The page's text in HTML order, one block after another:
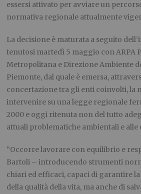
essersi attivato per avviare un
normativa regionale attualmente
La decisione è maturata a seguito
tenutosi martedì 5 maggio con ARPA
Metropolitana e Direzione Ambiente
Piemonte, dal quale è emersa,
concertazione tra gli enti coinvolti, la
intervenire su una legge regionale
2000 e oggi ritenuta non del tutto
attuali problematiche ambientali e
“Occorre lavorare con equilibrio e
Bartoli – introducendo strumenti
chiari ed efficaci, capaci di garantire
della qualità della vita, ma anche di